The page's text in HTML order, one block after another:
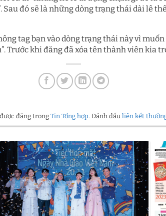
Sau đó sẽ là những dòng trạng thái dài lê
tag bạn vào dòng trạng thái này vì
Trước khi đăng đã xóa tên thành viên kia
đăng trongTin Tổng hợp. Đánh dấuliên kết